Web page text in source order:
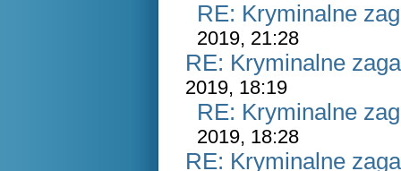
RE: Kryminalne
2019, 21:28
RE: Kryminalne
2019, 18:19
RE: Kryminalne
2019, 18:28
RE: Kryminalne